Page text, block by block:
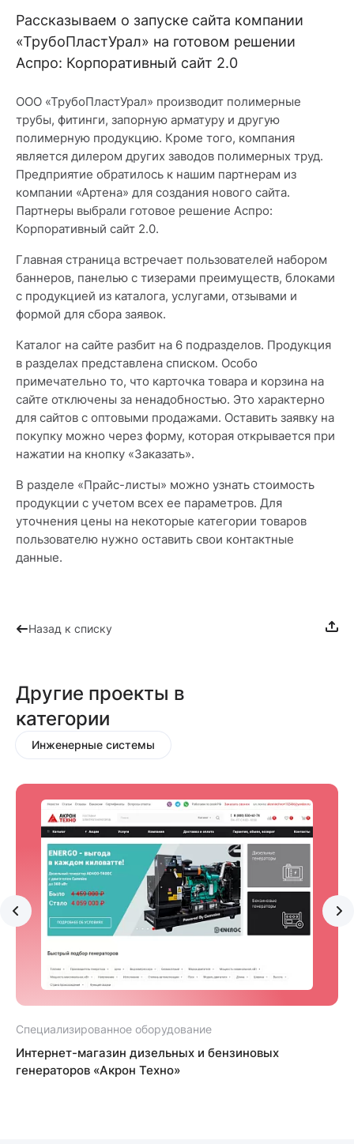
Рассказываем о запуске сайта компании
«ТрубоПластУрал» на готовом решении
Аспро: Корпоративный сайт 2.0
ООО «ТрубоПластУрал» производит полимерные
трубы, фитинги, запорную арматуру и другую
полимерную продукцию. Кроме того, компания
является дилером других заводов полимерных труд.
Предприятие обратилось к нашим партнерам из
компании «Артена» для создания нового сайта.
Партнеры выбрали готовое решение Аспро:
Корпоративный сайт 2.0.
Главная страница встречает пользователей набором
баннеров, панелью с тизерами преимуществ, блоками
с продукцией из каталога, услугами, отзывами и
формой для сбора заявок.
Каталог на сайте разбит на 6 подразделов. Продукция
в разделах представлена списком. Особо
примечательно то, что карточка товара и корзина на
сайте отключены за ненадобностью. Это характерно
для сайтов с оптовыми продажами. Оставить заявку на
покупку можно через форму, которая открывается при
нажатии на кнопку «Заказать».
В разделе «Прайс-листы» можно узнать стоимость
продукции с учетом всех ее параметров. Для
уточнения цены на некоторые категории товаров
пользователю нужно оставить свои контактные
данные.
Назад к списку
Другие проекты в
категории
Инженерные системы
Специализированное оборудование
Интернет-магазин дизельных и бензиновых
генераторов «Акрон Техно»